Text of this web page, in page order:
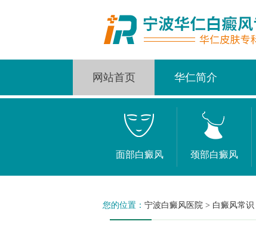
网站首页 华仁简介
面部白癜风 颈部白癜风
您的位置： 宁波白癜风医院 > 白癜风常识